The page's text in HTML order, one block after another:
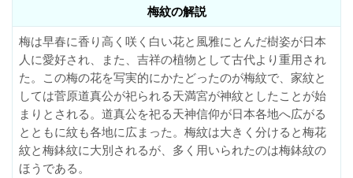
梅紋の解説
梅は早春に香り高く咲く白い花と風雅にとんだ樹姿が日本
人に愛好され、また、吉祥の植物として古代より重用され
た。この梅の花を写実的にかたどったのが梅紋で、家紋と
しては菅原道真公が祀られる天満宮が神紋としたことが始
まりとされる。道真公を祀る天神信仰が日本各地へ広がる
とともに紋も各地に広まった。梅紋は大きく分けると梅花
紋と梅鉢紋に大別されるが、多く用いられたのは梅鉢紋の
ほうである。